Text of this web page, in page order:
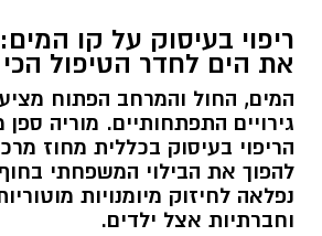
ריפוי בעיסוק על קו
את הים לחדר הטיפול
המים, החול והמרחב הפתוח
גירויים התפתחותיים. מוריה
הריפוי בעיסוק בכללית מחוז
להפוך את הבילוי המשפחתי
נפלאה לחיזוק מיומנויות
וחברתיות אצל ילדים.